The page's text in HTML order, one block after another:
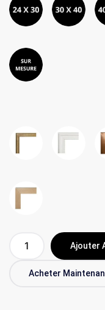
Acheter
Ajouter